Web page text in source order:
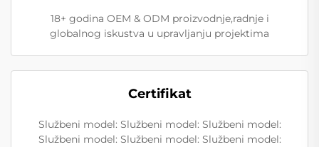
18+ godina OEM & ODM proizvodnje,radnje i
globalnog iskustva u upravljanju projektima
Certifikat
Službeni model: Službeni model: Službeni model:
Službeni model: Službeni model: Službeni model: